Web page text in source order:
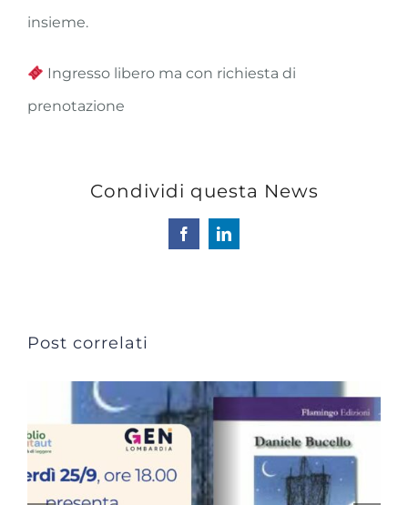
insieme.
Ingresso libero ma con richiesta di
prenotazione
Condividi questa News
FacebookLinkedIn
Post correlati